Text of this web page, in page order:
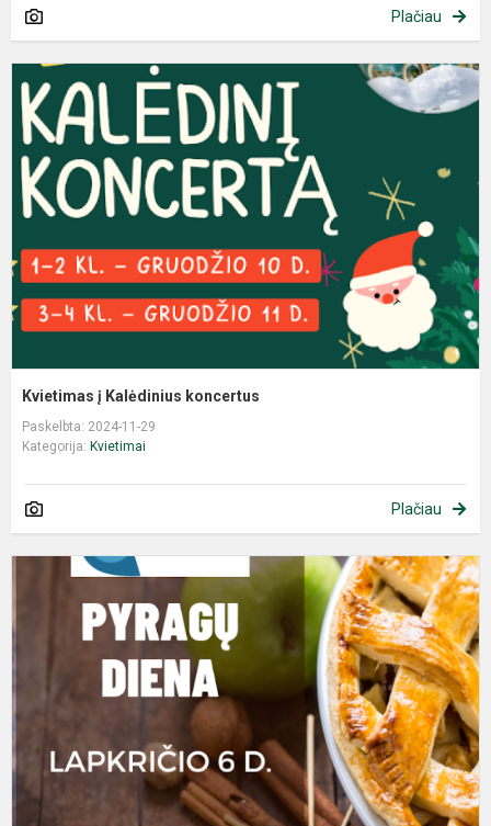
Plačiau
Kvietimas į Kalėdinius koncertus
Paskelbta: 2024-11-29
Kategorija: Kvietimai
Plačiau